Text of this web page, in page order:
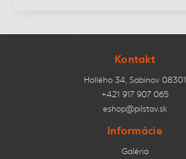
Kontakt
Hollého 34, Sabinov 08301
+421 917 907 065
eshop@pilstav.sk
Informácie
Galéria